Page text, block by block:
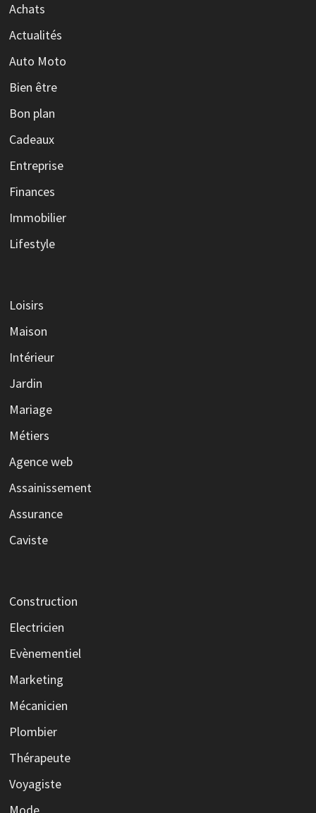
Achats
Actualités
Auto Moto
Bien être
Bon plan
Cadeaux
Entreprise
Finances
Immobilier
Lifestyle
Loisirs
Maison
Intérieur
Jardin
Mariage
Métiers
Agence web
Assainissement
Assurance
Caviste
Construction
Electricien
Evènementiel
Marketing
Mécanicien
Plombier
Thérapeute
Voyagiste